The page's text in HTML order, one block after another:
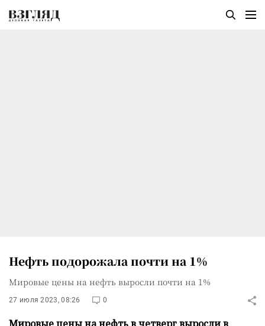
Нефть подорожала почти на 1%
Мировые цены на нефть выросли почти на 1%
27 июля 2023, 08:26 0